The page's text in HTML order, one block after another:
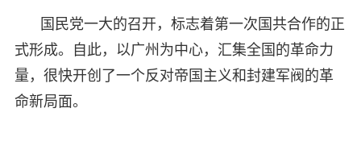
国民党一大的召开，标志着第一次国共合作的正
式形成。自此，以广州为中心，汇集全国的革命力
量，很快开创了一个反对帝国主义和封建军阀的革
命新局面。